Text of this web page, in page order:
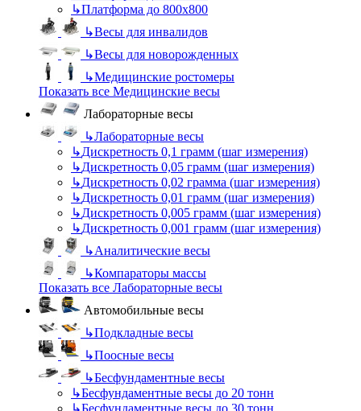
↳Платформа до 800х800
↳Весы для инвалидов
↳Весы для новорожденных
↳Медицинские ростомеры
Показать все Медицинские весы
Лабораторные весы
↳Лабораторные весы
↳Дискретность 0,1 грамм (шаг измерения)
↳Дискретность 0,05 грамм (шаг измерения)
↳Дискретность 0,02 грамма (шаг измерения)
↳Дискретность 0,01 грамм (шаг измерения)
↳Дискретность 0,005 грамм (шаг измерения)
↳Дискретность 0,001 грамм (шаг измерения)
↳Аналитические весы
↳Компараторы массы
Показать все Лабораторные весы
Автомобильные весы
↳Подкладные весы
↳Поосные весы
↳Бесфундаментные весы
↳Бесфундаментные весы до 20 тонн
↳Бесфундаментные весы до 30 тонн